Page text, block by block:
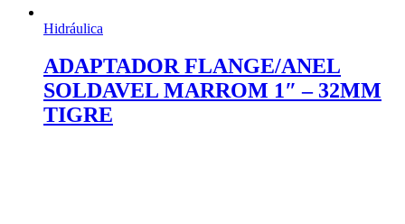
Hidráulica
ADAPTADOR FLANGE/ANEL
SOLDAVEL MARROM 1″ – 32MM
TIGRE